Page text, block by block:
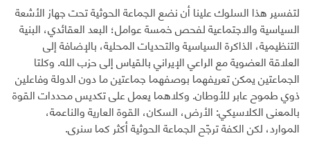
لتفسير هذا السلوك علينا أن نضع الجماعة الحوثية تحت جهاز الأشعة
السياسية والاجتماعية لفحص خمسة عوامل؛ البعد العقائدي، البنية
التنظيمية، الذاكرة السياسية والتحديات المحلية، بالإضافة إلى
العلاقة العضوية مع الراعي الإيراني بالقياس إلى حزب الله. وكلتا
الجماعتين يمكن تعريفهما بوصفهما جماعتين ما دون الدولة وفاعلين
ذوي طموح عابر للأوطان. وكلاهما يعمل على تكديس محددات القوة
بالمعنى الكلاسيكي: الأرض، السكان، القوة العارية والناعمة،
الموارد، لكن الكفة ترجّح الجماعة الحوثية أكثر كما سنرى.